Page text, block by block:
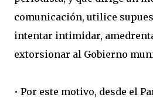
comunicación, utilice
intentar intimidar,
extorsionar al Gobierno
• Por este motivo, desde el